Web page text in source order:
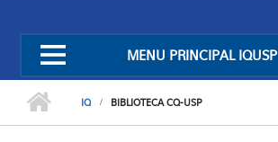
MENU PRINCIPAL IQUSP
IQ BIBLIOTECA CQ-USP